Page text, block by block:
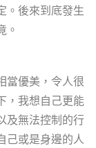
。後來到底發生
。
當優美，令人很
，我想自己更能
及無法控制的行
己或是身邊的人